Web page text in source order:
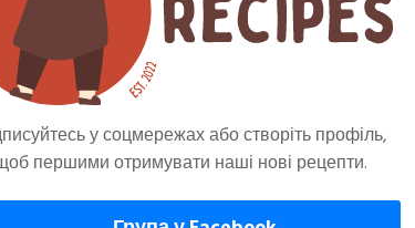
ретельно перемішуємо.
у соцмережах або створіть профіль,
першими отримувати наші нові рецепти.